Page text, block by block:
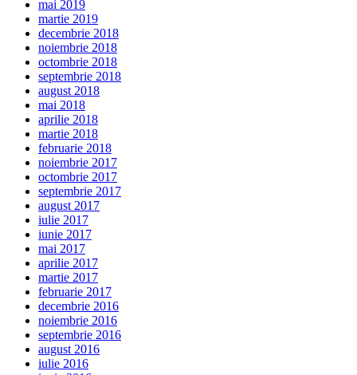
mai 2019
martie 2019
decembrie 2018
noiembrie 2018
octombrie 2018
septembrie 2018
august 2018
mai 2018
aprilie 2018
martie 2018
februarie 2018
noiembrie 2017
octombrie 2017
septembrie 2017
august 2017
iulie 2017
iunie 2017
mai 2017
aprilie 2017
martie 2017
februarie 2017
decembrie 2016
noiembrie 2016
septembrie 2016
august 2016
iulie 2016